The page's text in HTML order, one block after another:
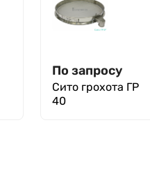
По запросу
Сито грохота ГР
40